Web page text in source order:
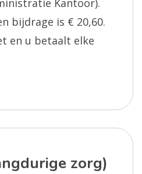
Kantoor).
bijdrage is € 20,60.
en u betaalt elke
zorg)